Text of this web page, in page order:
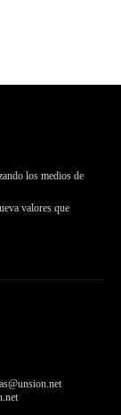
los medios de
valores que